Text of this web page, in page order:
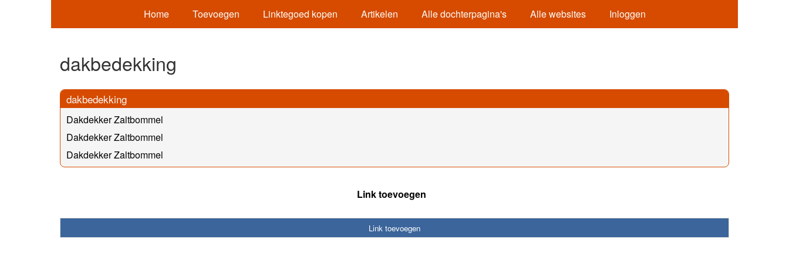
Home Toevoegen Linktegoed kopen Artikelen Alle dochterpagina's Alle websites Inloggen
dakbedekking
dakbedekking
Dakdekker Zaltbommel
Dakdekker Zaltbommel
Dakdekker Zaltbommel
Link toevoegen
Link toevoegen